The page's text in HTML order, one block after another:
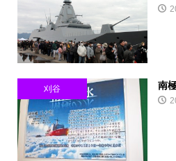
刈谷 南